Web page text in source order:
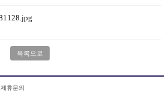
목록으로
제휴문의